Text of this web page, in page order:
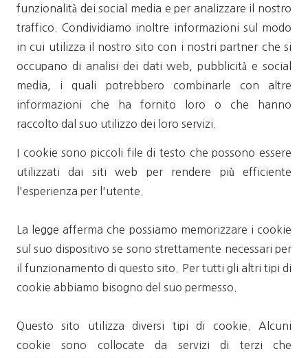
funzionalità dei social media e per analizzare il nostro
traffico. Condividiamo inoltre informazioni sul modo
in cui utilizza il nostro sito con i nostri partner che si
occupano di analisi dei dati web, pubblicità e social
media, i quali potrebbero combinarle con altre
informazioni che ha fornito loro o che hanno
raccolto dal suo utilizzo dei loro servizi.
I cookie sono piccoli file di testo che possono essere
utilizzati dai siti web per rendere più efficiente
l'esperienza per l'utente.
La legge afferma che possiamo memorizzare i cookie
sul suo dispositivo se sono strettamente necessari per
il funzionamento di questo sito. Per tutti gli altri tipi di
cookie abbiamo bisogno del suo permesso.
Questo sito utilizza diversi tipi di cookie. Alcuni
cookie sono collocate da servizi di terzi che